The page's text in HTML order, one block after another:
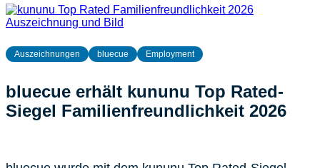
Auszeichnungen bluecue Employment
bluecue erhält kununu Top Rated-
Siegel Familienfreundlichkeit 2026